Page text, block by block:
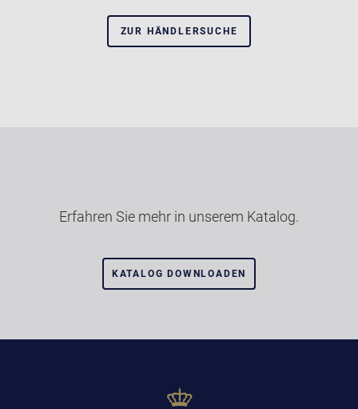
ZUR HÄNDLERSUCHE
Erfahren Sie mehr in unserem Katalog.
KATALOG DOWNLOADEN